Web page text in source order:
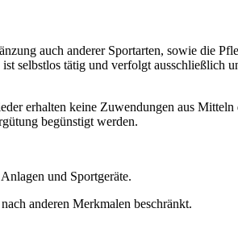
auch anderer Sportarten, sowie die
selbstlos tätig und verfolgt ausschließlich
erhalten keine Zuwendungen aus Mitteln
begünstigt werden.
und Sportgeräte.
anderen Merkmalen beschränkt.